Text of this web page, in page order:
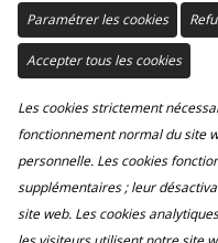
ALC
Reconnue par le
catégorie A
Autorisation N° A 1244
TVA BE 0414.398.450
Paramétrer les cookies
Accepter tous les cookies
Les cookies strictement
fonctionnement normal du site
personnelle. Les cookies
supplémentaires ; leur
site web. Les cookies